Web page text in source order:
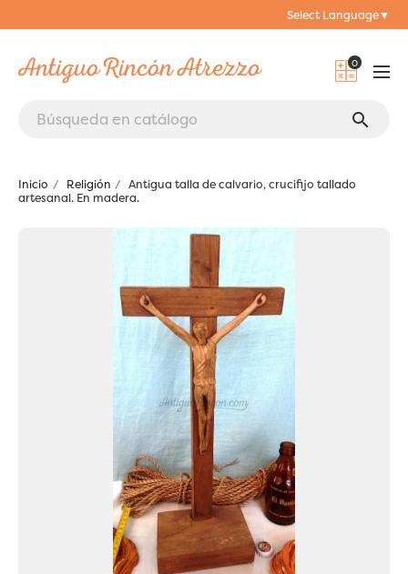
Select Language▼
0
search
Inicio Religión
Antigua talla de calvario, crucifijo tallado
artesanal. En madera.